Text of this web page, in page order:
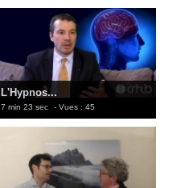
L'Hypnos...
7 min 23 sec - Vues : 45